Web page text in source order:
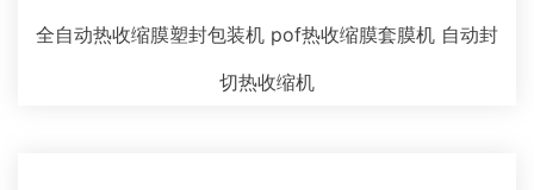
全自动热收缩膜塑封包装机 pof热收缩膜套膜机 自动封
切热收缩机